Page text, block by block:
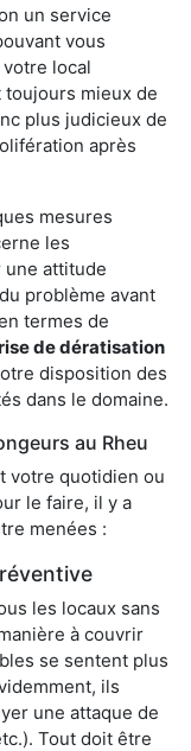
un service
vous
local
toujours mieux de
plus judicieux de
après
mesures
les
une attitude
problème avant
termes de
de dératisation
disposition des
dans le domaine.
au Rheu
votre quotidien ou
le faire, il y a
menées :
les locaux sans
à couvrir
se sentent plus
ils
une attaque de
Tout doit être